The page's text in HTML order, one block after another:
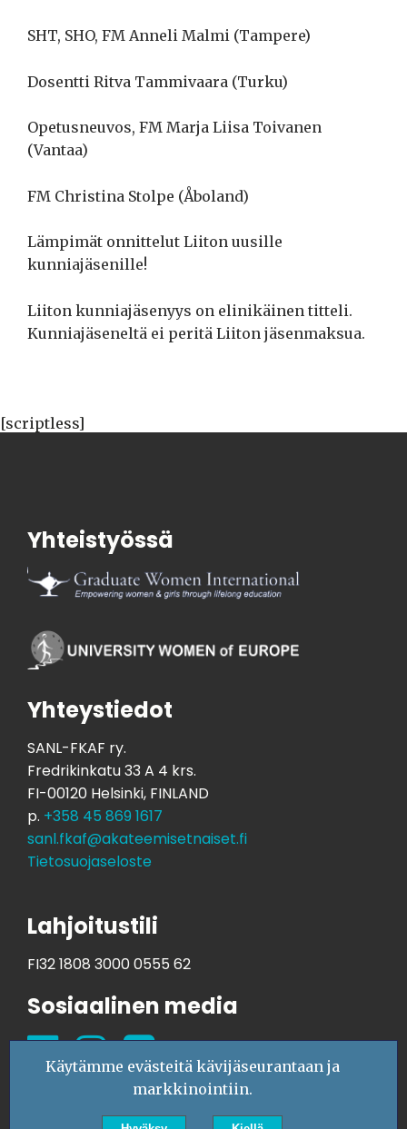
SHT, SHO, FM Anneli Malmi (Tampere)
Dosentti Ritva Tammivaara (Turku)
Opetusneuvos, FM Marja Liisa Toivanen
(Vantaa)
FM Christina Stolpe (Åboland)
Lämpimät onnittelut Liiton uusille
kunniajäsenille!
Liiton kunniajäsenyys on elinikäinen titteli.
Kunniajäseneltä ei peritä Liiton jäsenmaksua.
[scriptless]
Yhteistyössä
Yhteystiedot
SANL-FKAF ry.
Fredrikinkatu 33 A 4 krs.
FI-00120 Helsinki, FINLAND
p. +358 45 869 1617
sanl.fkaf@akateemisetnaiset.fi
Tietosuojaseloste
Lahjoitustili
FI32 1808 3000 0555 62
Sosiaalinen media
Käytämme evästeitä kävijäseurantaan ja
markkinointiin.